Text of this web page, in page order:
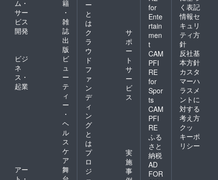
ム・
サー
ビス
開発
籍
・
雑
誌
出
版
ビジ
ネ
ス・
起業
ビ
ュ
ー
テ
ィ
ー
・
ヘ
ル
ス
ケ
ア
アー
舞
ー
と
は
ク
ラ
ウ
ド
フ
ァ
ン
デ
ィ
ン
グ
と
は
サ
ポ
ー
ト
サ
ー
ビ
ス
プ
ロ
ジ
実
施
事
for
Ente
rtain
men
t
CAM
PFI
RE
for
Spor
ts
CAM
PFI
RE
ふる
さと
納税
AD
FOR
く表記
情報セ
キュリ
ティ方
針
反社基
本方針
カスタ
マーハ
ラスメ
ントに
対する
考え方
クッ
キーポ
リシー